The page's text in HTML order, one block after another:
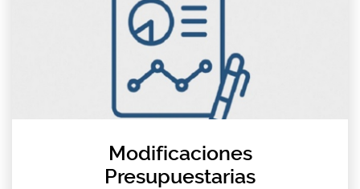
Modificaciones
Presupuestarias